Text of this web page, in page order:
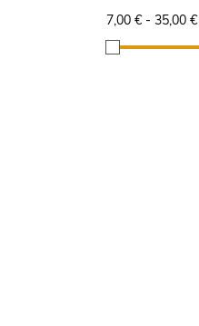
7,00 € - 35,00 €